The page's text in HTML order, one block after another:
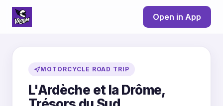
Open in App
MOTORCYCLE ROAD TRIP
L'Ardèche et la Drôme,